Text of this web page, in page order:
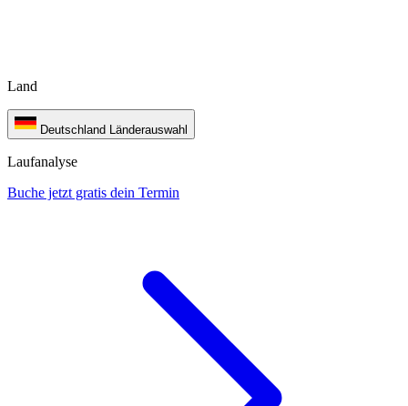
Land
Deutschland Länderauswahl
Laufanalyse
Buche jetzt gratis dein Termin